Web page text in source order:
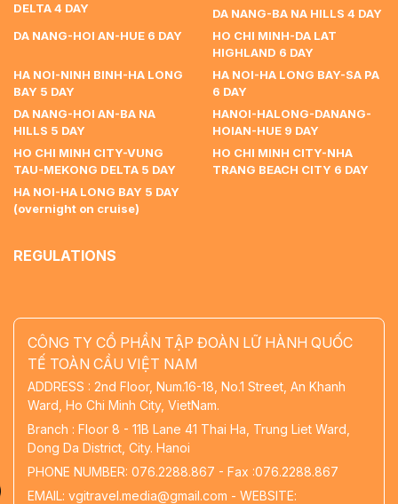
DELTA 4 DAY
DA NANG-BA NA HILLS 4 DAY
DA NANG-HOI AN-HUE 6 DAY
HO CHI MINH-DA LAT
HIGHLAND 6 DAY
HA NOI-NINH BINH-HA LONG
BAY 5 DAY
HA NOI-HA LONG BAY-SA PA
6 DAY
DA NANG-HOI AN-BA NA
HILLS 5 DAY
HANOI-HALONG-DANANG-
HOIAN-HUE 9 DAY
HO CHI MINH CITY-VUNG
TAU-MEKONG DELTA 5 DAY
HO CHI MINH CITY-NHA
TRANG BEACH CITY 6 DAY
HA NOI-HA LONG BAY 5 DAY
(overnight on cruise)
REGULATIONS
CÔNG TY CỔ PHẦN TẬP ĐOÀN LỮ HÀNH QUỐC
TẾ TOÀN CẦU VIỆT NAM
ADDRESS : 2nd Floor, Num.16-18, No.1 Street, An Khanh
Ward, Ho Chi Minh City, VietNam.
Branch : Floor 8 - 11B Lane 41 Thai Ha, Trung Liet Ward,
Dong Da District, City. Hanoi
PHONE NUMBER: 076.2288.867 - Fax :076.2288.867
EMAIL: vgitravel.media@gmail.com - WEBSITE: